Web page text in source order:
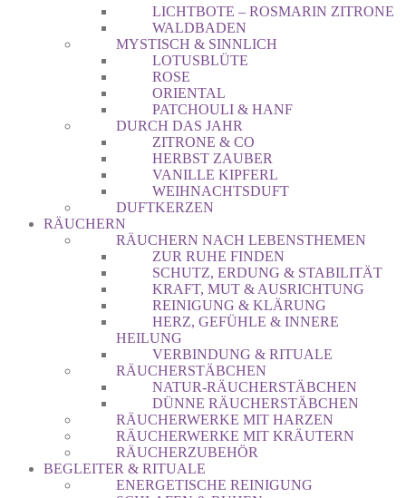
LICHTBOTE – ROSMARIN ZITRONE
WALDBADEN
MYSTISCH & SINNLICH
LOTUSBLÜTE
ROSE
ORIENTAL
PATCHOULI & HANF
DURCH DAS JAHR
ZITRONE & CO
HERBST ZAUBER
VANILLE KIPFERL
WEIHNACHTSDUFT
DUFTKERZEN
RÄUCHERN
RÄUCHERN NACH LEBENSTHEMEN
ZUR RUHE FINDEN
SCHUTZ, ERDUNG & STABILITÄT
KRAFT, MUT & AUSRICHTUNG
REINIGUNG & KLÄRUNG
HERZ, GEFÜHLE & INNERE
HEILUNG
VERBINDUNG & RITUALE
RÄUCHERSTÄBCHEN
NATUR-RÄUCHERSTÄBCHEN
DÜNNE RÄUCHERSTÄBCHEN
RÄUCHERWERKE MIT HARZEN
RÄUCHERWERKE MIT KRÄUTERN
RÄUCHERZUBEHÖR
BEGLEITER & RITUALE
ENERGETISCHE REINIGUNG